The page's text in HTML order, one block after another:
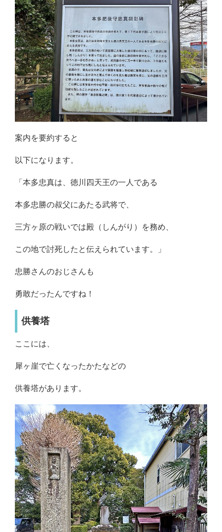
案内を要約すると
以下になります。
「本多忠真は、徳川四天王の一人である
本多忠勝の叔父にあたる武将で、
三方ヶ原の戦いでは殿（しんがり）を務め、
この地で討死したと伝えられています。」
忠勝さんのおじさんも
勇敢だったんですね！
供養塔
ここには、
犀ヶ崖で亡くなったかたなどの
供養塔があります。